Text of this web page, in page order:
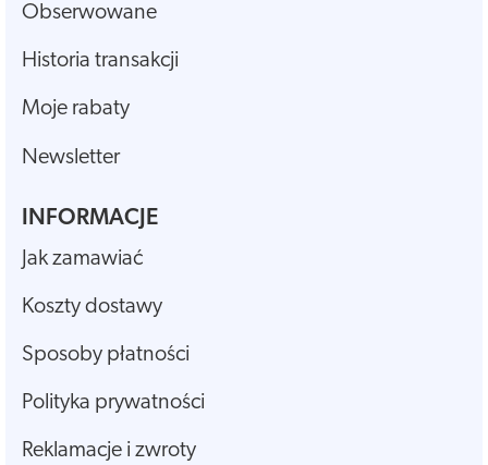
Obserwowane
Historia transakcji
Moje rabaty
Newsletter
INFORMACJE
Jak zamawiać
Koszty dostawy
Sposoby płatności
Polityka prywatności
Reklamacje i zwroty